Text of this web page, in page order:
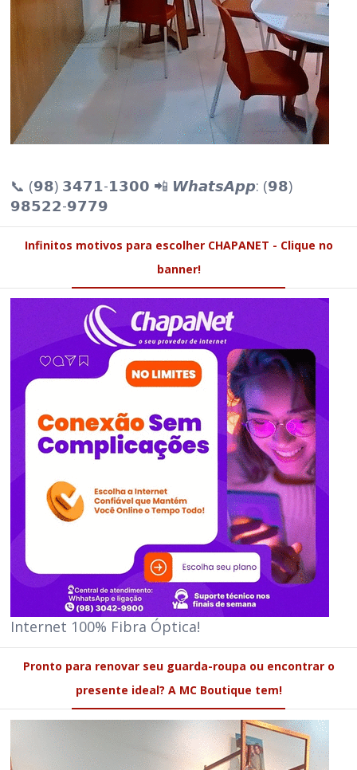
📞 (𝟵𝟴) 𝟯𝟰𝟳𝟭-𝟭𝟯𝟬𝟬 📲 𝙒𝙝𝙖𝙩𝙨𝘼𝙥𝙥: (𝟵𝟴)
𝟵𝟴𝟱𝟮𝟮-𝟵𝟳𝟳𝟵
Infinitos motivos para escolher CHAPANET - Clique no
banner!
Internet 100% Fibra Óptica!
Pronto para renovar seu guarda-roupa ou encontrar o
presente ideal? A MC Boutique tem!